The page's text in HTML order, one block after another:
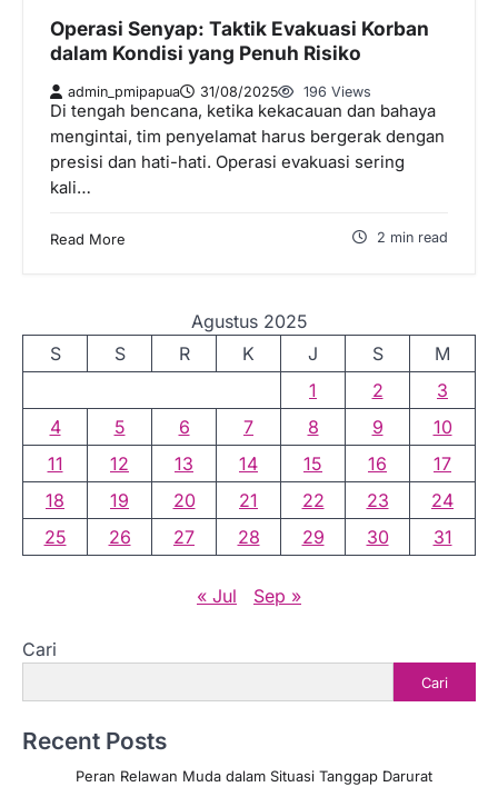
Operasi Senyap: Taktik Evakuasi Korban
dalam Kondisi yang Penuh Risiko
admin_pmipapua 31/08/2025 196 Views
Di tengah bencana, ketika kekacauan dan bahaya
mengintai, tim penyelamat harus bergerak dengan
presisi dan hati-hati. Operasi evakuasi sering
kali…
Read More 2 min read
Agustus 2025
S
S R K J S
M
1
2
3
4
5 6 7 8 9
10
11
12 13 14 15 16
17
18
19 20 21 22 23
24
25
26 27 28 29 30 31
« Jul Sep »
Cari
Cari
Recent Posts
Peran Relawan Muda dalam Situasi Tanggap Darurat